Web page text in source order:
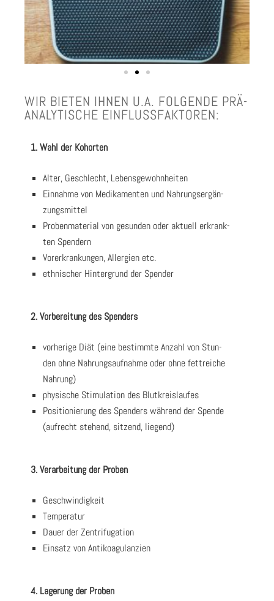
WIR BIE­TEN IHNEN U.A. FOL­GEN­DE PRÄ­
ANA­LY­TI­SCHE EIN­FLUSS­FAK­TO­REN:
1. Wahl der Kohor­ten
Alter, Geschlecht, Lebens­ge­wohn­hei­ten
Ein­nah­me von Medi­ka­men­ten und Nah­rungs­er­gän­
zungs­mit­tel
Pro­ben­ma­te­ri­al von gesun­den oder aktu­ell erkrank­
ten Spen­dern
Vor­er­kran­kun­gen, All­er­gien etc.
eth­ni­scher Hin­ter­grund der Spen­der
2. Vor­be­rei­tung des Spen­ders
vor­he­ri­ge Diät (eine bestimm­te Anzahl von Stun­
den ohne Nah­rungs­auf­nah­me oder ohne fett­rei­che
Nah­rung)
phy­si­sche Sti­mu­la­ti­on des Blut­kreis­lau­fes
Posi­tio­nie­rung des Spen­ders wäh­rend der Spen­de
(auf­recht ste­hend, sit­zend, lie­gend)
3. Ver­ar­bei­tung der Pro­ben
Geschwin­dig­keit
Tem­pe­ra­tur
Dau­er der Zen­tri­fu­ga­ti­on
Ein­satz von Anti­ko­agu­lan­zi­en
4. Lage­rung der Pro­ben